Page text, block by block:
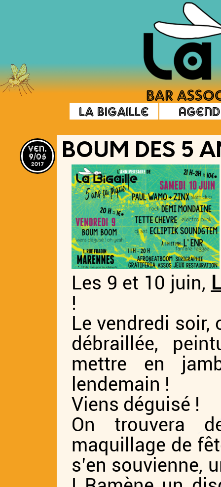
La Bigaille
ven.
9/06
2017
BOUM DES 5
Les 9 et 10 juin,
!
Le vendredi soir,
débraillée,
mettre en
lendemain !
Viens déguisé !
On trouvera
maquillage de
s’en souvienne,